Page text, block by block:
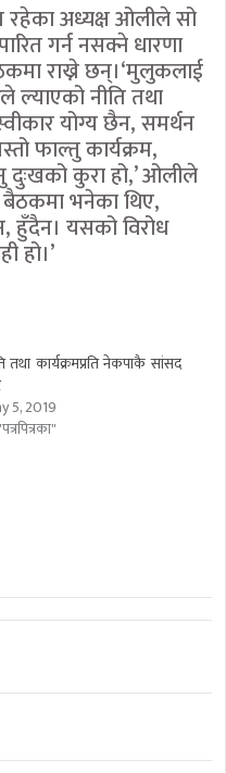
रहेका अध्यक्ष ओलीले सो
गर्न नसक्ने धारणा
राख्ने छन्।‘मुलुकलाई
ल्याएको नीति तथा
योग्य छैन, समर्थन
फाल्तु कार्यक्रम,
दुःखको कुरा हो,’ ओलीले
भनेका थिए,
हुँदैन। यसको विरोध
हो।’
तथा कार्यक्रमप्रति नेकपाकै सांसद
5, 2019